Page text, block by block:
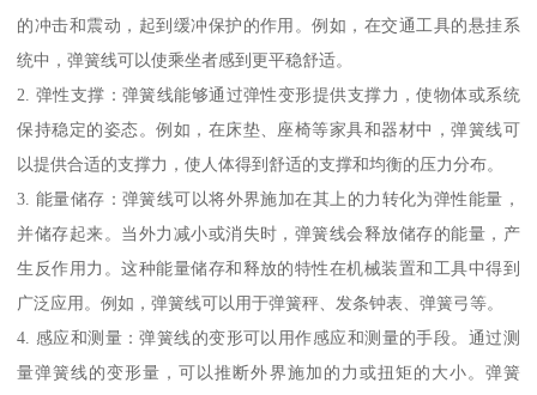
的冲击和震动，起到缓冲保护的作用。例如，在交通工具的悬挂系
统中，弹簧线可以使乘坐者感到更平稳舒适。
2. 弹性支撑：弹簧线能够通过弹性变形提供支撑力，使物体或系统
保持稳定的姿态。例如，在床垫、座椅等家具和器材中，弹簧线可
以提供合适的支撑力，使人体得到舒适的支撑和均衡的压力分布。
3. 能量储存：弹簧线可以将外界施加在其上的力转化为弹性能量，
并储存起来。当外力减小或消失时，弹簧线会释放储存的能量，产
生反作用力。这种能量储存和释放的特性在机械装置和工具中得到
广泛应用。例如，弹簧线可以用于弹簧秤、发条钟表、弹簧弓等。
4. 感应和测量：弹簧线的变形可以用作感应和测量的手段。通过测
量弹簧线的变形量，可以推断外界施加的力或扭矩的大小。弹簧